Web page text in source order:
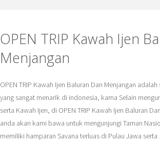
OPEN TRIP Kawah Ijen
Menjangan
OPEN TRIP Kawah Ijen Baluran Dan Menjangan
yang sangat menarik di indonesia, karna Selain
serta Kawah Ijen, di OPEN TRIP Kawah Ijen Baluran
anda akan kami bawa untuk mengunjungi Taman
memiliki hamparan Savana terluas di Pulau Jawa